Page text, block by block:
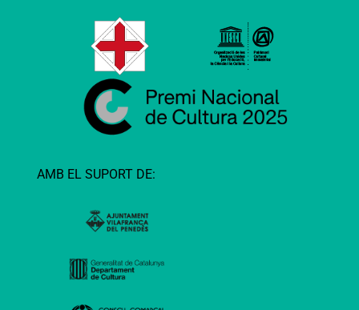
AMB EL SUPORT DE: